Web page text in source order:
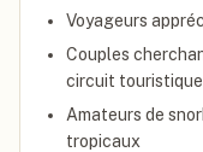
Voyageurs
Couples
circuit touristique
Amateurs de
tropicaux